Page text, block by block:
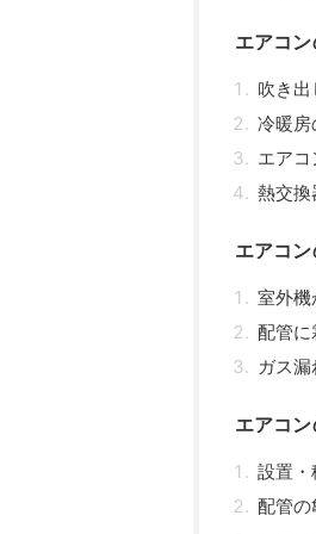
エアコ
吹き
冷暖
エア
熱交換
エアコ
室外
配管
ガス
エアコ
設置・
配管